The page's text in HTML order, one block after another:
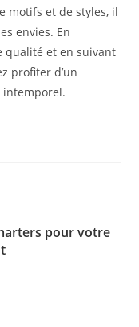
motifs et de styles, il
envies. En
qualité et en suivant
profiter d’un
pour votre